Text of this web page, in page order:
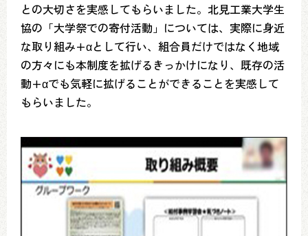
との大切さを実感してもらいました。北見工業大学生
協の「大学祭での寄付活動」については、実際に身近
な取り組み+αとして行い、組合員だけではなく地域
の方々にも本制度を拡げるきっかけになり、既存の活
動+αでも気軽に拡げることができることを実感して
もらいました。